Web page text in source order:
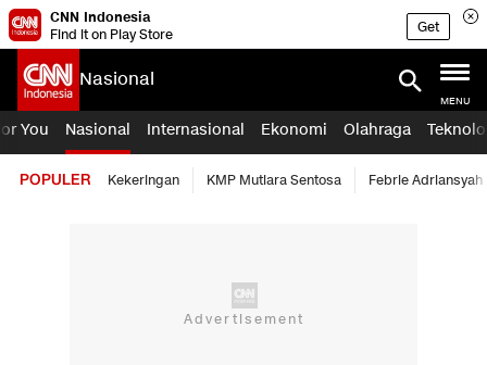
CNN Indonesia
Find it on Play Store
Get
Nasional
MENU
You Nasional Internasional Ekonomi Olahraga
POPULER Kekeringan KMP Mutiara Sentosa Febrie Adriansyah